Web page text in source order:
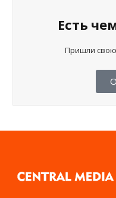
Есть
Пришли